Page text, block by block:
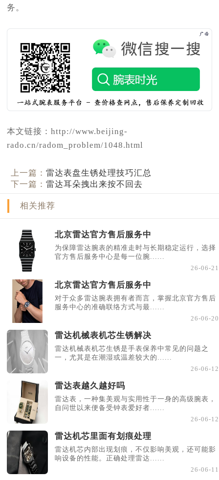
务。
本文链接：http://www.beijing-
rado.cn/radom_problem/1048.html
上一篇：雷达表盘生锈处理技巧汇总
下一篇：雷达耳朵拽出来按不回去
相关推荐
北京雷达官方售后服务中
为保障雷达腕表的精准走时与长期稳定运行，选择
官方售后服务中心是每一位腕......
26-06-21
北京雷达官方售后服务中
对于众多雷达腕表拥有者而言，掌握北京官方售后
服务中心的准确联络方式与最......
26-06-20
雷达机械表机芯生锈解决
雷达机械表机芯生锈是手表保养中常见的问题之
一，尤其是在潮湿或温差较大的......
26-06-12
雷达表越久越好吗
雷达表，一种集美观与实用性于一身的高级腕表，
自问世以来便备受钟表爱好者......
26-06-12
雷达机芯里面有划痕处理
雷达机芯内部出现划痕，不仅影响美观，还可能影
响设备的性能。正确处理雷达......
26-06-11